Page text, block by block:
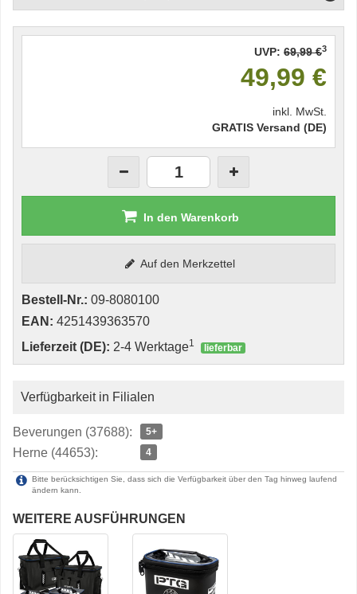
UVP: 69,99 €3
49,99 €
inkl. MwSt.
GRATIS Versand (DE)
In den Warenkorb
Auf den Merkzettel
Bestell-Nr.: 09-8080100
EAN: 4251439363570
Lieferzeit (DE): 2-4 Werktage1 lieferbar
Verfügbarkeit in Filialen
Beverungen (37688): 5+
Herne (44653): 4
Bitte berücksichtigen Sie, dass sich die Verfügbarkeit über den Tag hinweg laufend
ändern kann.
WEITERE AUSFÜHRUNGEN